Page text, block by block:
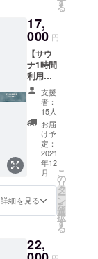
ンド：
気持ち
が深く
落ち着
く大自
然の香
り
色の展
開して
いけれ
ばと思
いま
す。 素
材：
綿 サ
イズ：
フリー
サイズ
（周囲
62cm,
17.5cm,
ツバ
4.5cm)
利用可
能で
す。 ク
ラウド
ファン
ディン
グ限定
で値下
げさせ
ていた
だいて
おりま
す。
る
17,
000 円
【サウ
ナ1時間
利用権
(5回
分)】 ※
販売予
定価格
より10
～20％
引き ※
有効期
OPEN
より1年
※ご本人
様以外
用可能
クラウ
支援
者：
15人
お届
け予
定：
2021
年12
月
詳細を見る
こ
の
リ
タ
ー
ン
を
選
択
す
る
22,